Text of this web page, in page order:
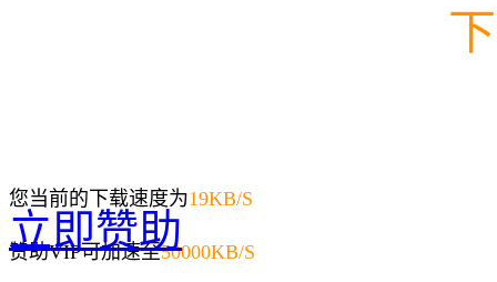
您当前的下载速度为19KB/S
赞助VIP可加速至50000KB/S
立即赞助